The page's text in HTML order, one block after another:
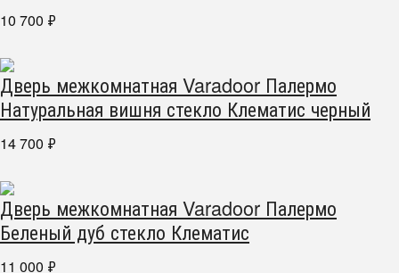
10 700 ₽
Дверь межкомнатная Varadoor Палермо
Натуральная вишня стекло Клематис черный
14 700 ₽
Дверь межкомнатная Varadoor Палермо
Беленый дуб стекло Клематис
11 000 ₽